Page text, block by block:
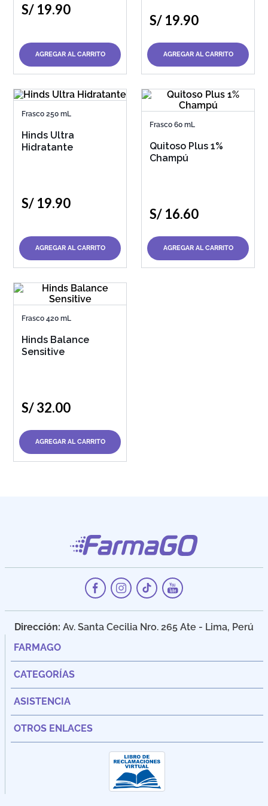
S/ 19.90
AGREGAR AL CARRITO
S/ 19.90
AGREGAR AL CARRITO
Frasco 250 mL
Hinds Ultra
Hidratante
S/ 19.90
AGREGAR AL CARRITO
Frasco 60 mL
Quitoso Plus 1%
Champú
S/ 16.60
AGREGAR AL CARRITO
Frasco 420 mL
Hinds Balance
Sensitive
S/32.00
AGREGAR AL CARRITO
Dirección: Av. Santa Cecilia Nro. 265 Ate - Lima, Perú
FARMAGO
CATEGORÍAS
ASISTENCIA
OTROS ENLACES